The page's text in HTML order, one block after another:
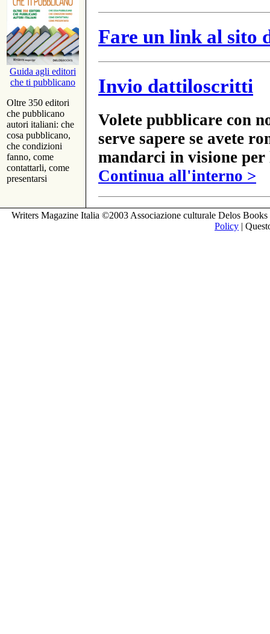
Guida agli editori
che ti pubblicano
Oltre 350 editori
che pubblicano
autori italiani: che
cosa pubblicano,
che condizioni
fanno, come
contattarli, come
presentarsi
Fare un link al sito
Invio dattiloscritti
Volete pubblicare con
serve sapere se avete
mandarci in visione
Continua all'interno >
Writers Magazine Italia ©2003 Associazione culturale Delos
Policy |